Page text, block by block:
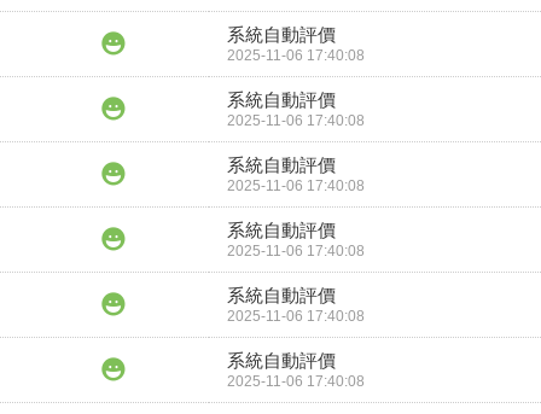
系統自動評價
2025-11-06 17:40:08
系統自動評價
2025-11-06 17:40:08
系統自動評價
2025-11-06 17:40:08
系統自動評價
2025-11-06 17:40:08
系統自動評價
2025-11-06 17:40:08
系統自動評價
2025-11-06 17:40:08